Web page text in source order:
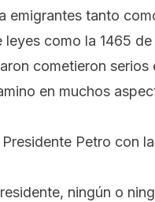
emigrantes tanto
leyes como la 1465 de
cometieron
en muchos
Petro con
ningún o